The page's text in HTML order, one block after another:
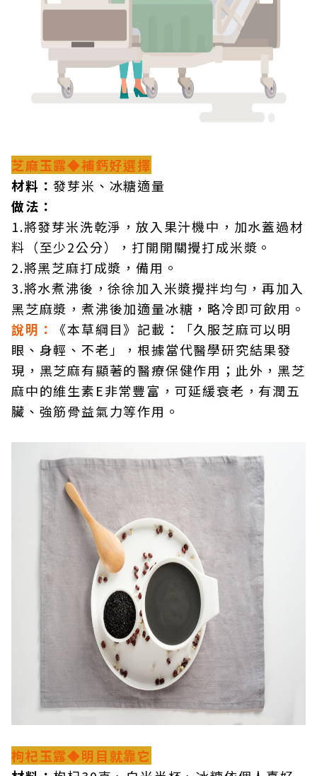
芝麻玉露◆補鈣好選擇
材料：發芽米、冰糖適量
做法：
1.將發芽米洗乾淨，放入果汁機中，加水蓋過材
料（至少2公分），打開開關攪打成米漿。
2.將黑芝麻打成漿，備用。
3.將水煮沸後，徐徐加入米漿攪拌均勻，再加入
黑芝麻漿，煮沸後加適量冰糖，略冷即可飲用。
說明：
《本草綱目》記載：「久服芝麻可以明
眼、身輕、不老」，根據當代醫學研究結果發
現，黑芝麻有顯著的醫療保健作用；此外，黑芝
麻中的維生素E非常豐富，可延緩衰老，有潤五
臟、強筋骨益氣力等作用。
枸杞玉露◆明目就靠它